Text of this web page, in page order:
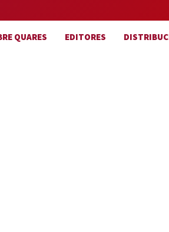
QUARES EDITORES